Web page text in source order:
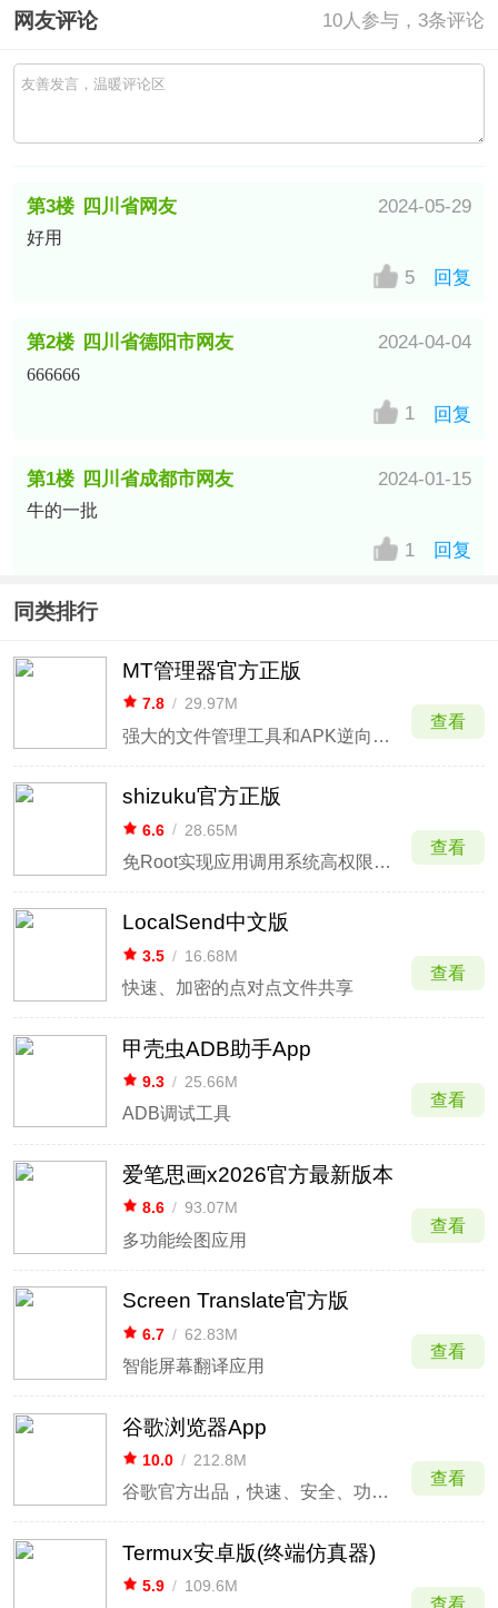
网友评论 10人参与，3条评论
第3楼 四川省网友 2024-05-29
好用
5 回复
第2楼 四川省德阳市网友 2024-04-04
666666
1 回复
第1楼 四川省成都市网友 2024-01-15
牛的一批
1 回复
同类排行
MT管理器官方正版
7.8 / 29.97M
强大的文件管理工具和APK逆向修改神器
查看
shizuku官方正版
6.6 / 28.65M
免Root实现应用调用系统高权限接口
查看
LocalSend中文版
3.5 / 16.68M
快速、加密的点对点文件共享
查看
甲壳虫ADB助手App
9.3 / 25.66M
ADB调试工具
查看
爱笔思画x2026官方最新版本
8.6 / 93.07M
多功能绘图应用
查看
Screen Translate官方版
6.7 / 62.83M
智能屏幕翻译应用
查看
谷歌浏览器App
10.0 / 212.8M
谷歌官方出品，快速、安全、功能全面的安卓网页浏览器
查看
Termux安卓版(终端仿真器)
5.9 / 109.6M
查看